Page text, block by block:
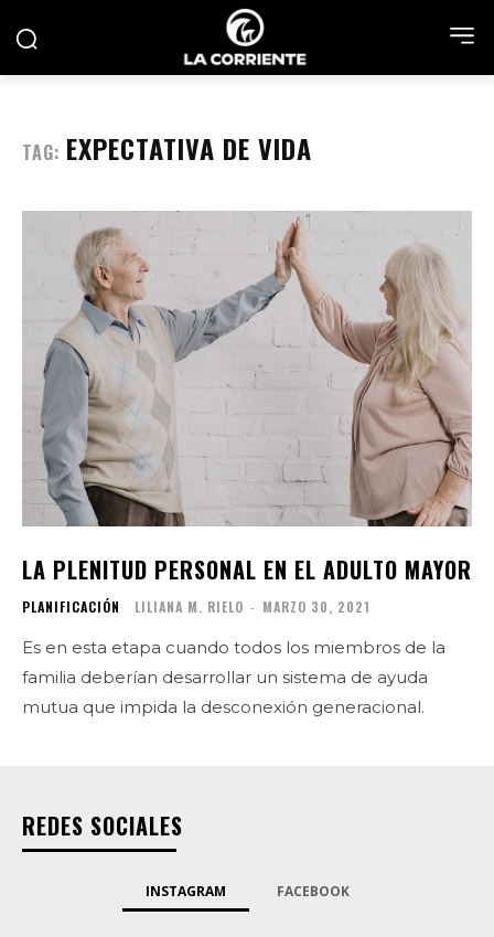
TAG: EXPECTATIVA DE VIDA
LA PLENITUD PERSONAL EN EL ADULTO MAYOR
PLANIFICACIÓN LILIANA M. RIELO - MARZO 30, 2021
Es en esta etapa cuando todos los miembros de la
familia deberían desarrollar un sistema de ayuda
mutua que impida la desconexión generacional.
REDES SOCIALES
INSTAGRAM FACEBOOK